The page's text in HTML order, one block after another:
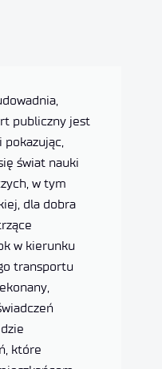
publiczny jest
świat nauki
w tym
dla dobra
w kierunku
transportu
które